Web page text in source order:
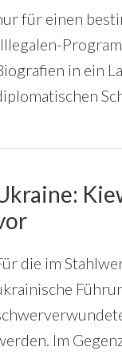
für einen
„Illegalen-
in ein
die im
Im